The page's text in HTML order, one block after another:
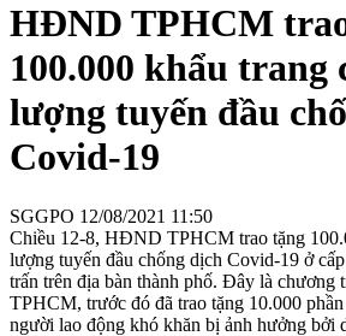
HĐND TPHCM
100.000 khẩu trang
lượng tuyến đầu
Covid-19
SGGPO 12/08/2021 11:50
Chiều 12-8, HĐND TPHCM trao tặng
lượng tuyến đầu chống dịch Covid-19 ở
trấn trên địa bàn thành phố. Đây là
TPHCM, trước đó đã trao tặng 10.000
người lao động khó khăn bị ảnh hưởng bởi